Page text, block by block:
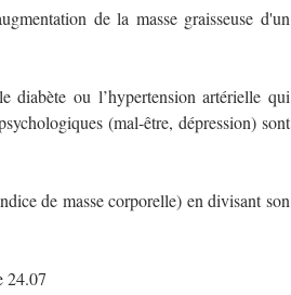
de la masse graisseuse d'un
diabète ou l’hypertension artérielle qui
(mal-être, dépression) sont
de masse corporelle) en divisant son
24.07